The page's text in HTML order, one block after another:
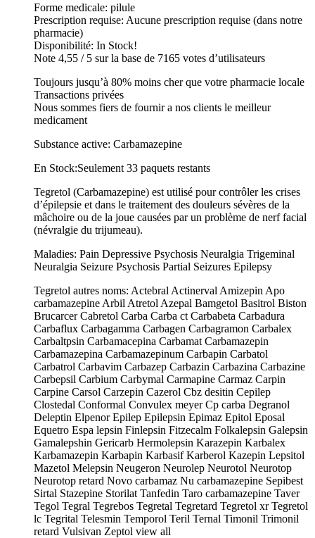
Forme medicale: pilule
Prescription requise: Aucune prescription requise (dans notre
pharmacie)
Disponibilité: In Stock!
Note 4,55 / 5 sur la base de 7165 votes d’utilisateurs
Toujours jusqu’à 80% moins cher que votre pharmacie locale
Transactions privées
Nous sommes fiers de fournir a nos clients le meilleur
medicament
Substance active: Carbamazepine
En Stock:Seulement 33 paquets restants
Tegretol (Carbamazepine) est utilisé pour contrôler les crises
d’épilepsie et dans le traitement des douleurs sévères de la
mâchoire ou de la joue causées par un problème de nerf facial
(névralgie du trijumeau).
Maladies: Pain Depressive Psychosis Neuralgia Trigeminal
Neuralgia Seizure Psychosis Partial Seizures Epilepsy
Tegretol autres noms: Actebral Actinerval Amizepin Apo
carbamazepine Arbil Atretol Azepal Bamgetol Basitrol Biston
Brucarcer Cabretol Carba Carba ct Carbabeta Carbadura
Carbaflux Carbagamma Carbagen Carbagramon Carbalex
Carbaltpsin Carbamacepina Carbamat Carbamazepin
Carbamazepina Carbamazepinum Carbapin Carbatol
Carbatrol Carbavim Carbazep Carbazin Carbazina Carbazine
Carbepsil Carbium Carbymal Carmapine Carmaz Carpin
Carpine Carsol Carzepin Cazerol Cbz desitin Cepilep
Clostedal Conformal Convulex meyer Cp carba Degranol
Deleptin Elpenor Epilep Epilepsin Epimaz Epitol Eposal
Equetro Espa lepsin Finlepsin Fitzecalm Folkalepsin Galepsin
Gamalepshin Gericarb Hermolepsin Karazepin Karbalex
Karbamazepin Karbapin Karbasif Karberol Kazepin Lepsitol
Mazetol Melepsin Neugeron Neurolep Neurotol Neurotop
Neurotop retard Novo carbamaz Nu carbamazepine Sepibest
Sirtal Stazepine Storilat Tanfedin Taro carbamazepine Taver
Tegol Tegral Tegrebos Tegretal Tegretard Tegretol xr Tegretol
lc Tegrital Telesmin Temporol Teril Ternal Timonil Trimonil
retard Vulsivan Zeptol view all